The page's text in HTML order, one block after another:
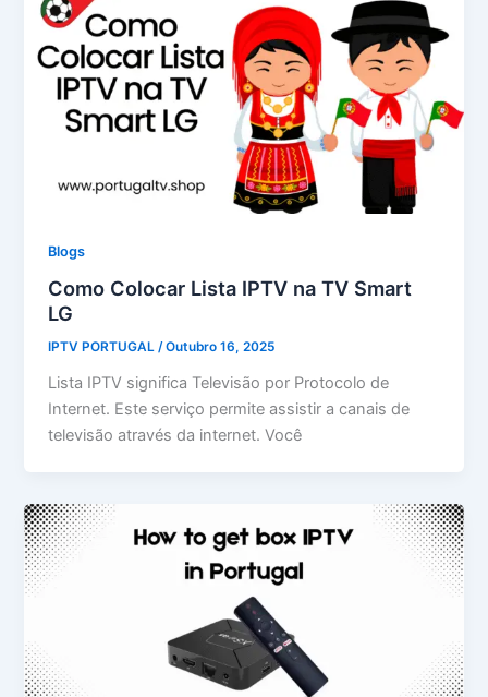
Blogs
Como Colocar Lista IPTV na TV Smart
LG
IPTV PORTUGAL/Outubro 16, 2025
Lista IPTV significa Televisão por Protocolo de
Internet. Este serviço permite assistir a canais de
televisão através da internet. Você